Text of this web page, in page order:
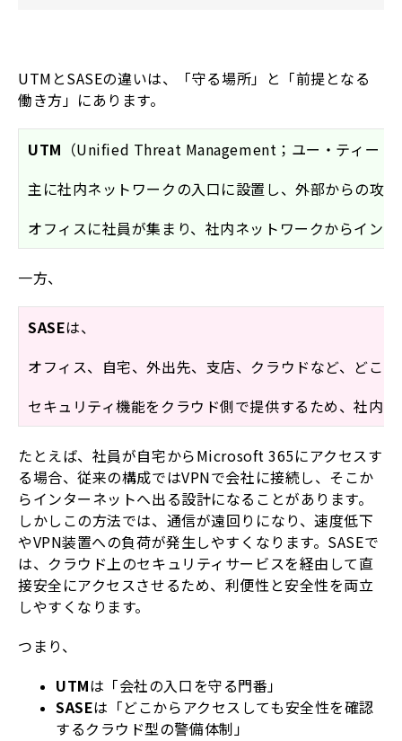
UTMとSASEの違いは、「守る場所」と「前提となる
働き方」にあります。
UTM （Unified Threat Management；ユー・ティー・
主に社内ネットワークの入口に設置し、外部からの攻
オフィスに社員が集まり、社内ネットワークからイン
一方、
SASEは、
オフィス、自宅、外出先、支店、クラウドなど、どこ
セキュリティ機能をクラウド側で提供するため、社内
たとえば、社員が自宅からMicrosoft 365にアクセスす
る場合、従来の構成ではVPNで会社に接続し、そこか
らインターネットへ出る設計になることがあります。
しかしこの方法では、通信が遠回りになり、速度低下
やVPN装置への負荷が発生しやすくなります。SASEで
は、クラウド上のセキュリティサービスを経由して直
接安全にアクセスさせるため、利便性と安全性を両立
しやすくなります。
つまり、
UTMは「会社の入口を守る門番」
SASEは「どこからアクセスしても安全性を確認
するクラウド型の警備体制」